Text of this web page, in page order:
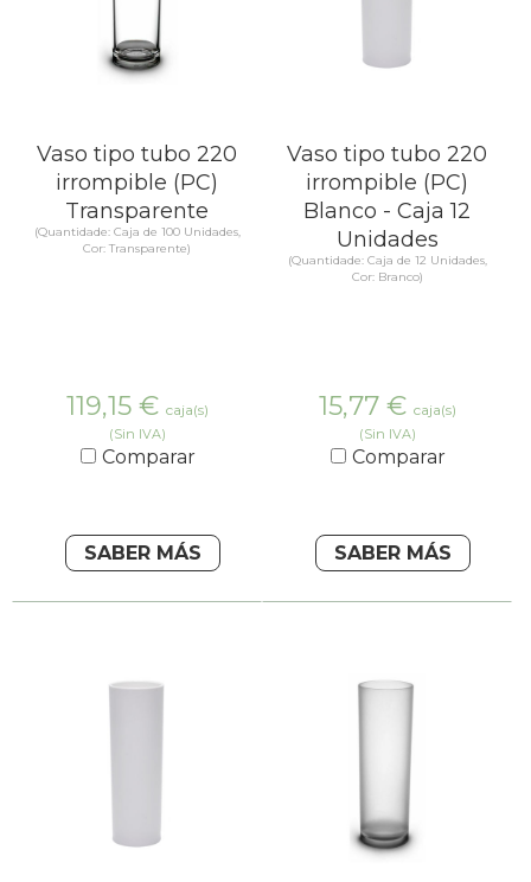
Vaso tipo tubo 220
irrompible (PC)
Transparente
(Quantidade: Caja de 100 Unidades,
Cor: Transparente)
119,15 € caja(s)
(Sin IVA)
Comparar
SABER MÁS
Vaso tipo tubo 220
irrompible (PC)
Blanco - Caja 12
Unidades
(Quantidade: Caja de 12 Unidades,
Cor: Branco)
15,77 € caja(s)
(Sin IVA)
Comparar
SABER MÁS